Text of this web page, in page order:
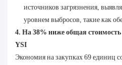
источников загрязнения,
уровнем выбросов, такие как
4. На 38% ниже общая
YSI
Экономия на закупках 69 единиц